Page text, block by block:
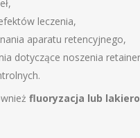
leczenia,
aparatu retencyjnego,
dotyczące noszenia
fluoryzacja lub